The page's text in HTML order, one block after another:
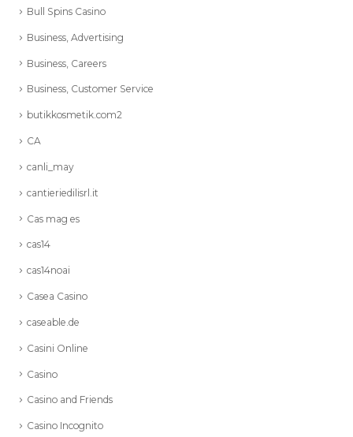
Bull Spins Casino
Business, Advertising
Business, Careers
Business, Customer Service
butikkosmetik.com2
CA
canli_may
cantieriedilisrl.it
Cas mag es
cas14
cas14noai
Casea Casino
caseable.de
Casini Online
Casino
Casino and Friends
Casino Incognito